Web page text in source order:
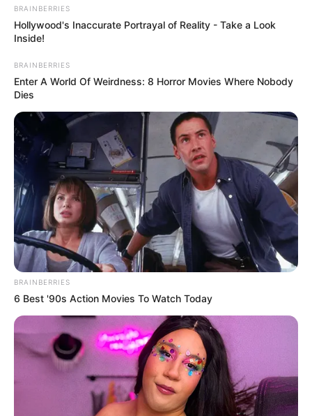
BRAINBERRIES
Hollywood's Inaccurate Portrayal of Reality - Take a Look
Inside!
BRAINBERRIES
Enter A World Of Weirdness: 8 Horror Movies Where Nobody
Dies
BRAINBERRIES
6 Best '90s Action Movies To Watch Today